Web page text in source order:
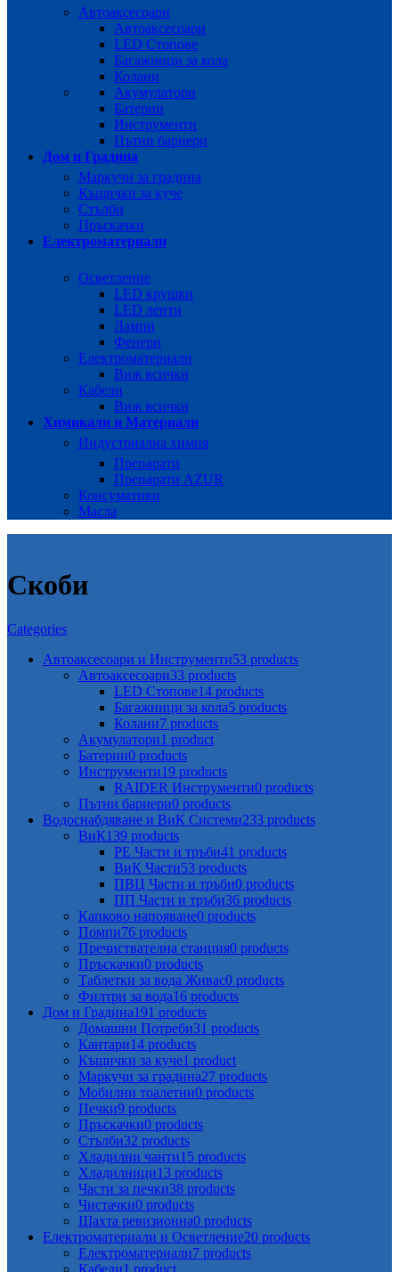
Автоаксесоари
Автоаксесоари
LED Стопове
Багажници за кола
Колани
Акумулатори
Батерии
Инструменти
Пътни бариери
Дом и Градина
Маркучи за градина
Къщички за куче
Стълби
Пръскачки
Електроматериали
Осветление
LED крушки
LED ленти
Лампи
Фенери
Електроматериали
Виж всички
Кабели
Виж всички
Химикали и Материали
Индустриална химия
Препарати
Препарати AZUR
Консумативи
Масла
Скоби
Categories
Автоаксесоари и Инструменти53 products
Автоаксесоари33 products
LED Стопове14 products
Багажници за кола5 products
Колани7 products
Акумулатори1 product
Батерии0 products
Инструменти19 products
RAIDER Инструменти0 products
Пътни бариери0 products
Водоснабдяване и ВиК Системи233 products
ВиК139 products
PE Части и тръби41 products
ВиК Части53 products
ПВЦ Части и тръби0 products
ПП Части и тръби36 products
Капково напояване0 products
Помпи76 products
Пречиствателна станция0 products
Пръскачки0 products
Таблетки за вода Живас0 products
Филтри за вода16 products
Дом и Градина191 products
Домашни Потреби31 products
Кантари14 products
Къщички за куче1 product
Маркучи за градина27 products
Мобилни тоалетни0 products
Печки9 products
Пръскачки0 products
Стълби32 products
Хладилни чанти15 products
Хладилници13 products
Части за печки38 products
Чистачки0 products
Шахта ревизионна0 products
Електроматериали и Осветление20 products
Електроматериали7 products
Кабели1 product